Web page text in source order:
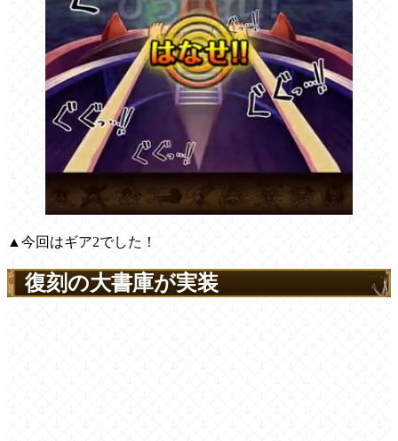
▲今回はギア2でした！
復刻の大書庫が実装